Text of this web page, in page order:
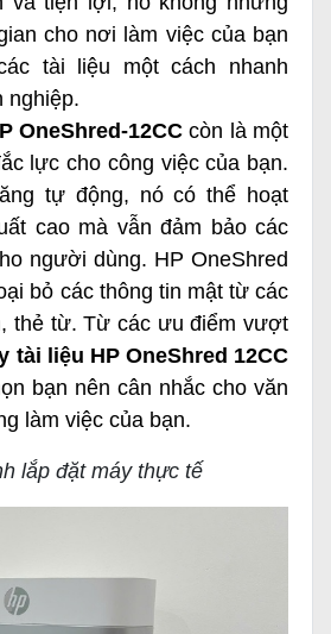
cho nơi làm việc của bạn
tài liệu một cách nhanh
nghiệp.
OneShred-12CC còn là một
lực cho công việc của bạn.
tự động, nó có thể hoạt
cao mà vẫn đảm bảo các
người dùng. HP OneShred
bỏ các thông tin mật từ các
thẻ từ. Từ các ưu điểm vượt
tài liệu HP OneShred 12CC
bạn nên cân nhắc cho văn
làm việc của bạn.
lắp đặt máy thực tế